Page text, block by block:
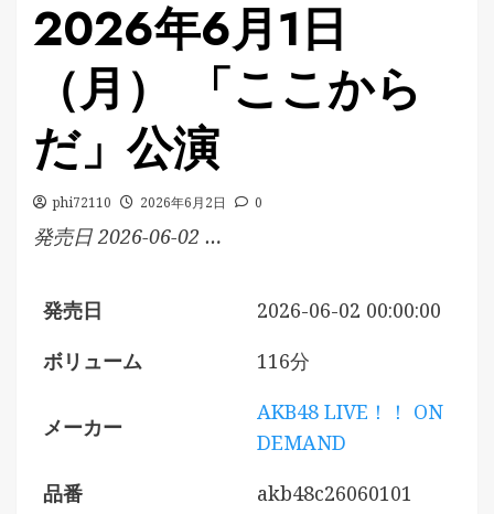
2026年6月1日
（月） 「ここから
だ」公演
phi72110 2026年6月2日 0
発売日 2026-06-02 …
発売日
2026-06-02 00:00:00
ボリューム
116分
メーカー
AKB48 LIVE！！ ON
DEMAND
品番
akb48c26060101